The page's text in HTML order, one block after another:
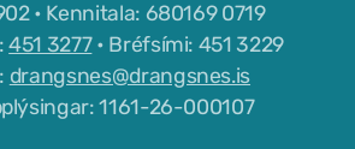
• Kennitala: 680169 0719
451 3277• Bréfsími: 451 3229
drangsnes@drangsnes.is
1161-26-000107